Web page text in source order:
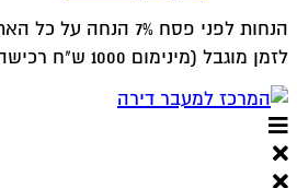
לזמן מוגבל (מינימום 1000 ש"ח רכישה)